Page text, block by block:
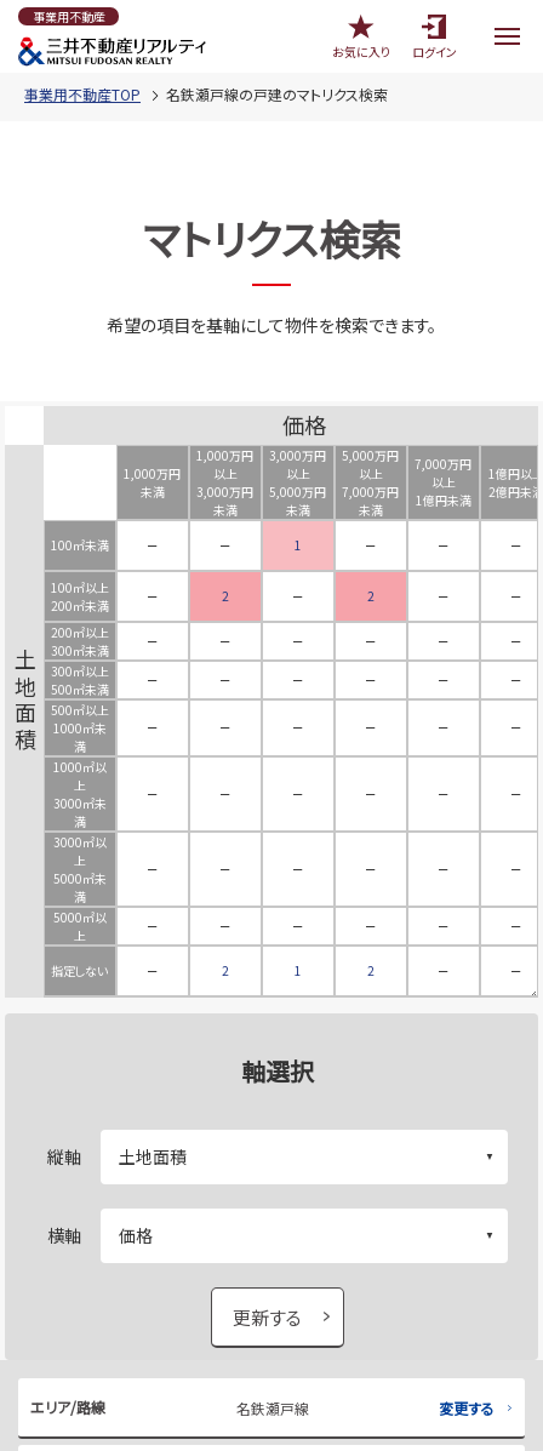
事業用不動産
お気に入り
ログイン
事業用不動産TOP 名鉄瀬戸線の戸建のマトリクス検索
マトリクス検索
希望の項目を基軸にして物件を検索できます。
価格
土地面積
1,000万円
未満
1,000万円
以上
3,000万円
未満
3,000万円
以上
5,000万円
未満
5,000万円
以上
7,000万円
未満
7,000万円
以上
1億円未満
1億円以上
2億円未満
100㎡未満 － － 1 － － －
100㎡以上
200㎡未満
－ 2 － 2 －
－
200㎡以上
300㎡未満
－ － － － －
－
300㎡以上
500㎡未満
－ － － － －
－
500㎡以上
1000㎡未
満
－ － － － － －
1000㎡以
上
3000㎡未
満
－ － － － － －
3000㎡以
上
5000㎡未
満
－ － － － － －
5000㎡以
上
－ － － － － －
指定しない － 2 1 2 － －
軸選択
縦軸
横軸
更新する
エリア/路線 名鉄瀬戸線 変更する